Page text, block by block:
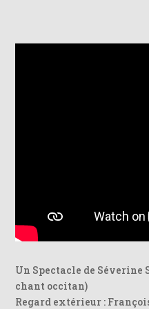
Un Spectacle de Séverine
chant occitan)
Regard extérieur :